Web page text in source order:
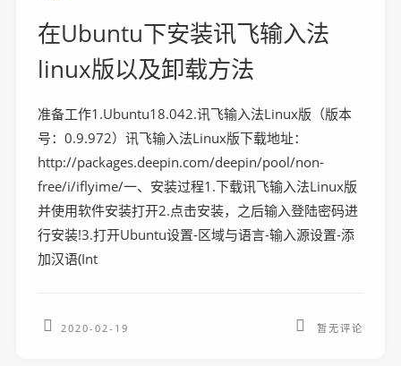
在Ubuntu下安装讯飞输入法
linux版以及卸载方法
准备工作1.Ubuntu18.042.讯飞输入法Linux版（版本
号：0.9.972）讯飞输入法Linux版下载地址：
http://packages.deepin.com/deepin/pool/non-
free/i/iflyime/一、安装过程1.下载讯飞输入法Linux版
并使用软件安装打开2.点击安装，之后输入登陆密码进
行安装!3.打开Ubuntu设置-区域与语言-输入源设置-添
加汉语(Int
2020-02-19 暂无评论